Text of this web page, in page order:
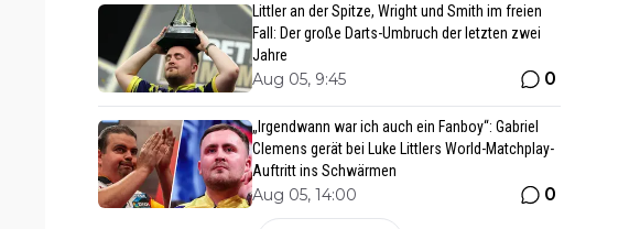
Littler an der Spitze, Wright und Smith im freien
Fall: Der große Darts-Umbruch der letzten zwei
Jahre
Aug 05, 9:45 0
„Irgendwann war ich auch ein Fanboy“: Gabriel
Clemens gerät bei Luke Littlers World-Matchplay-
Auftritt ins Schwärmen
Aug 05, 14:00 0